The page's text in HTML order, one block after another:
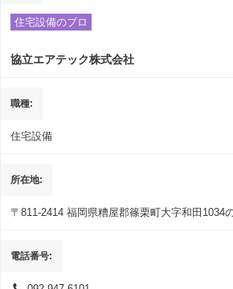
住宅設備のプロ
協立エアテック株式会社
職種
住宅設備
所在地
〒811-2414 福岡県糟屋郡篠栗町大字和田1034
電話番号